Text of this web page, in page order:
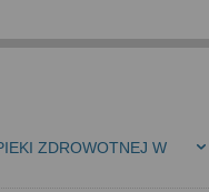
ZDROWOTNEJ W